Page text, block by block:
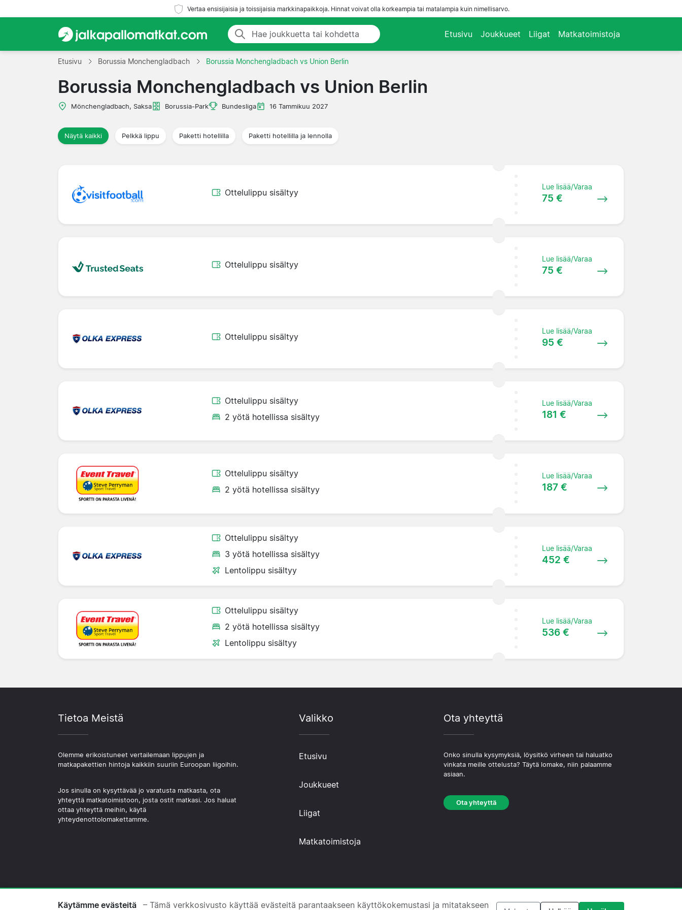
Vertaa ensisijaisia ja toissijaisia markkinapaikkoja. Hinnat voivat olla korkeampia tai matalampia kuin nimellisarvo.
Etusivu Joukkueet Liigat Matkatoimistoja
Etusivu Borussia Monchengladbach Borussia Monchengladbach vs Union Berlin
Borussia Monchengladbach vs Union Berlin
Mönchengladbach, Saksa Borussia-Park Bundesliga 16 Tammikuu 2027
Näytä kaikki Pelkkä lippu Paketti hotellilla Paketti hotellilla ja lennolla
Ottelulippu sisältyy
Lue lisää/Varaa
75 €
Ottelulippu sisältyy
Lue lisää/Varaa
75 €
Ottelulippu sisältyy
Lue lisää/Varaa
95 €
Ottelulippu sisältyy
2 yötä hotellissa sisältyy
Lue lisää/Varaa
181 €
Ottelulippu sisältyy
2 yötä hotellissa sisältyy
Lue lisää/Varaa
187 €
Ottelulippu sisältyy
3 yötä hotellissa sisältyy
Lentolippu sisältyy
Lue lisää/Varaa
452 €
Ottelulippu sisältyy
2 yötä hotellissa sisältyy
Lentolippu sisältyy
Lue lisää/Varaa
536 €
Tietoa Meistä
Olemme erikoistuneet vertailemaan lippujen ja
matkapakettien hintoja kaikkiin suuriin Euroopan liigoihin.
Jos sinulla on kysyttävää jo varatusta matkasta, ota
yhteyttä matkatoimistoon, josta ostit matkasi. Jos haluat
ottaa yhteyttä meihin, käytä
yhteydenottolomakettamme.
Valikko
Etusivu
Joukkueet
Liigat
Matkatoimistoja
Ota yhteyttä
Onko sinulla kysymyksiä, löysitkö virheen tai haluatko
vinkata meille ottelusta? Täytä lomake, niin palaamme
asiaan.
Ota yhteyttä
© 2026 Copyright Jalkapallomatkat.com ·Tietoa Meistä·Ota yhteyttä·Tietosuojakäytäntö·Evästekäytäntö·Toimituksellinen käytäntö
Käytämme evästeitä – Tämä verkkosivusto käyttää evästeitä parantaakseen käyttökokemustasi ja mitatakseen